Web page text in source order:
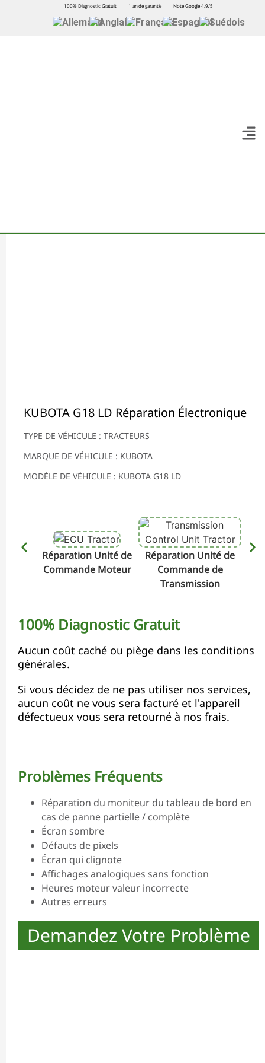
100% Diagnostic Gratuit 1 an de garantie Note Google 4,9/5
KUBOTA G18 LD Réparation Électronique
TYPE DE VÉHICULE : TRACTEURS
MARQUE DE VÉHICULE : KUBOTA
MODÈLE DE VÉHICULE : KUBOTA G18 LD
Réparation Unité de
Commande Moteur
Réparation Unité de
Commande de
Transmission
100% Diagnostic Gratuit
Aucun coût caché ou piège dans les conditions
générales.
Si vous décidez de ne pas utiliser nos services,
aucun coût ne vous sera facturé et l'appareil
défectueux vous sera retourné à nos frais.
Problèmes Fréquents
Réparation du moniteur du tableau de bord en
cas de panne partielle / complète
Écran sombre
Défauts de pixels
Écran qui clignote
Affichages analogiques sans fonction
Heures moteur valeur incorrecte
Autres erreurs
Demandez Votre Problème